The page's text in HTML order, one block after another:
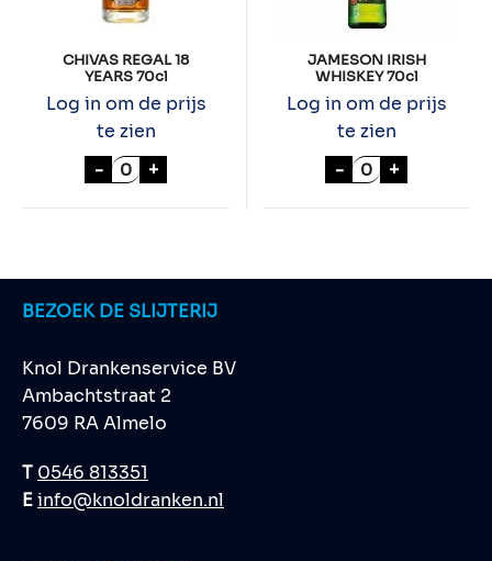
CHIVAS REGAL 18
YEARS 70cl
Log in om de prijs
te zien
- CHIVAS REGAL 18 YEARS 70cl aantal
+
JAMESON IRISH
WHISKEY 70cl
Log in om de prijs
te zien
- JAMESON
+
BEZOEK DE SLIJTERIJ
Knol Drankenservice BV
Ambachtstraat 2
7609 RA Almelo
T 0546 813351
Einfo@knoldranken.nl